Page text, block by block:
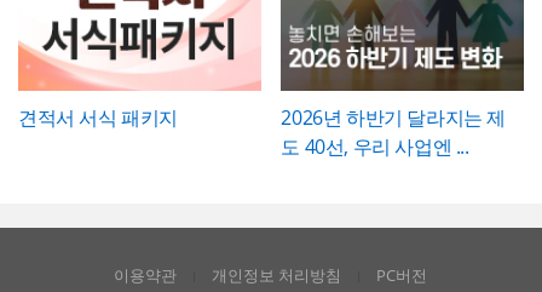
견적서 서식 패키지
2026년 하반기 달라지는 제
도 40선, 우리 사업엔 ...
이용약관 개인정보 처리방침 PC버전